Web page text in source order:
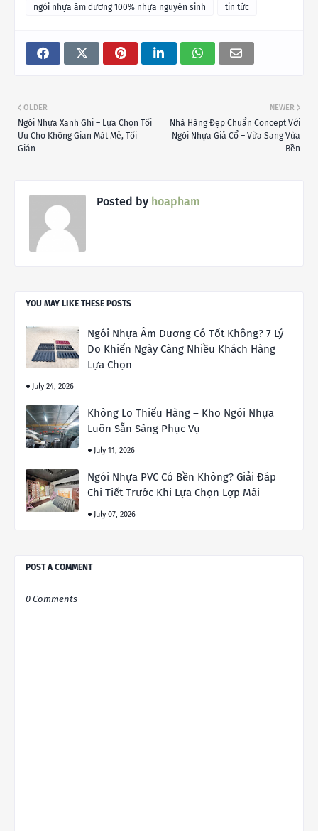
ngói nhựa âm dương 100% nhựa nguyên sinh tin tức
NEWER
Nhà Hàng Đẹp Chuẩn Concept Với
Ngói Nhựa Giả Cổ – Vừa Sang Vừa
Bền
OLDER
Ngói Nhựa Xanh Ghi – Lựa Chọn Tối
Ưu Cho Không Gian Mát Mẻ, Tối
Giản
Posted by hoapham
YOU MAY LIKE THESE POSTS
Ngói Nhựa Âm Dương Có Tốt Không? 7 Lý
Do Khiến Ngày Càng Nhiều Khách Hàng
Lựa Chọn
July 24, 2026
Không Lo Thiếu Hàng – Kho Ngói Nhựa
Luôn Sẵn Sàng Phục Vụ
July 11, 2026
Ngói Nhựa PVC Có Bền Không? Giải Đáp
Chi Tiết Trước Khi Lựa Chọn Lợp Mái
July 07, 2026
POST A COMMENT
0 Comments